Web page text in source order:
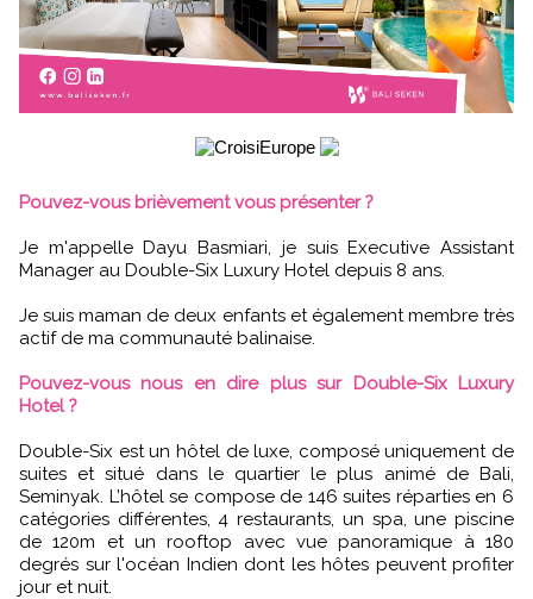
Pouvez-vous brièvement vous présenter ?
Je m'appelle Dayu Basmiari, je suis Executive Assistant
Manager au Double-Six Luxury Hotel depuis 8 ans.
Je suis maman de deux enfants et également membre très
actif de ma communauté balinaise.
Pouvez-vous nous en dire plus sur Double-Six Luxury
Hotel ?
Double-Six est un hôtel de luxe, composé uniquement de
suites et situé dans le quartier le plus animé de Bali,
Seminyak. L’hôtel se compose de 146 suites réparties en 6
catégories différentes, 4 restaurants, un spa, une piscine
de 120m et un rooftop avec vue panoramique à 180
degrés sur l'océan Indien dont les hôtes peuvent profiter
jour et nuit.